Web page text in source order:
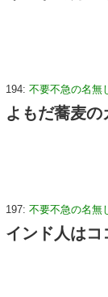
194: 不要不急の名無
よもだ蕎麦の
197: 不要不急の名無
インド人は